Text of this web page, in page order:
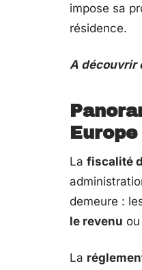
impose sa
résidence.
A découvrir
La fiscalité
demeure :
le revenu
La